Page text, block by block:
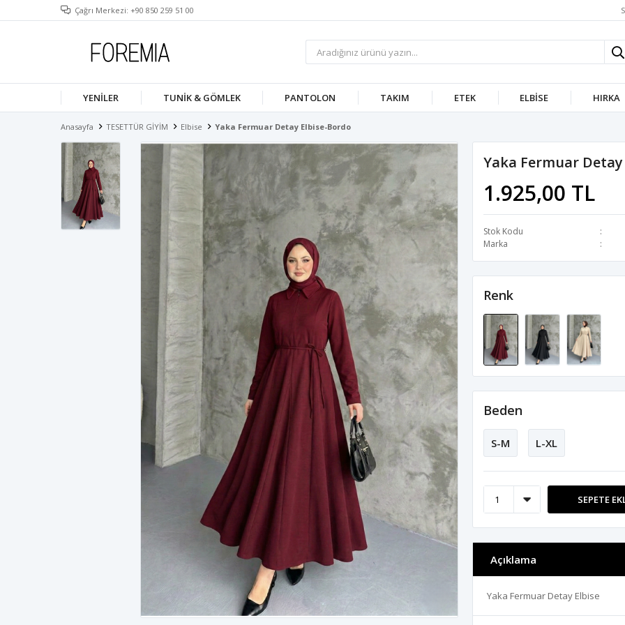
Çağrı Merkezi: +90 850 259 51 00
YENILER TUNIK & GÖMLEK PANTOLON TAKIM ETEK ELBISE HIRKA
Anasayfa TESETTÜR GİYİM Elbise Yaka Fermuar Detay Elbise-Bordo
Yaka Fermuar
1.925,00 TL
Stok Kodu
Marka
Renk
Beden
S-M L-XL
SEPETE
Açıklama
Yaka Fermuar Detay Elbise